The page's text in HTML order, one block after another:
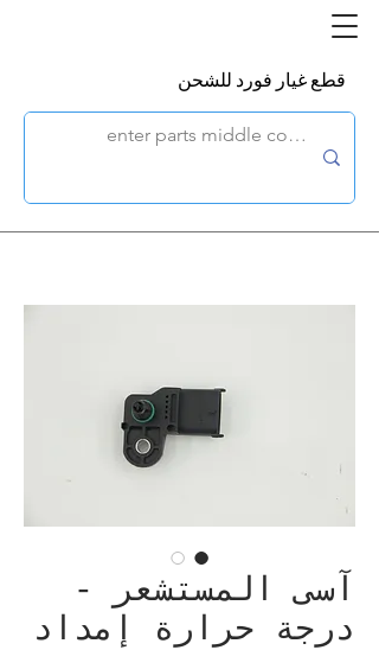
قطع غيار فورد للشحن
آسى المستشعر -
درجة حرارة إمداد